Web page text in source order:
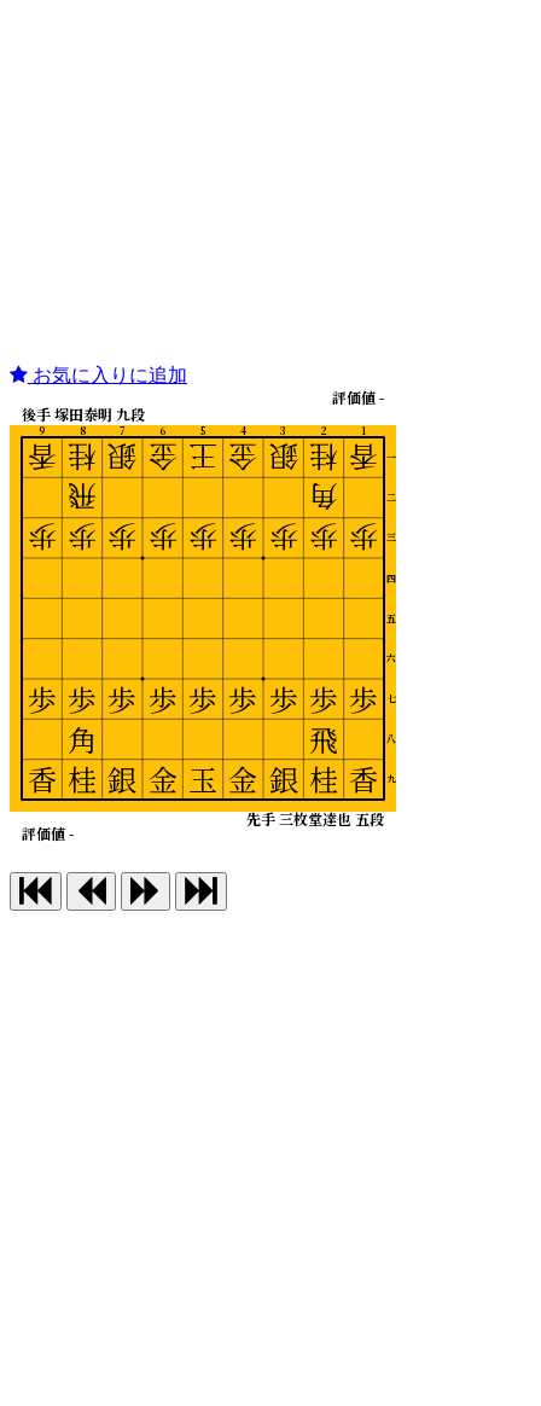
お気に入りに追加
1
2
3
4
5
6
7
8
9
一
二
三
四
五
六
七
八
九
先手 三枚堂達也 五段
後手 塚田泰明 九段
評価値 -
評価値 -
香
歩
歩
香
桂
角
歩
歩
飛
桂
銀
歩
歩
銀
金
歩
歩
金
王
歩
歩
玉
金
歩
歩
金
銀
歩
歩
銀
桂
飛
歩
歩
角
桂
香
歩
歩
香